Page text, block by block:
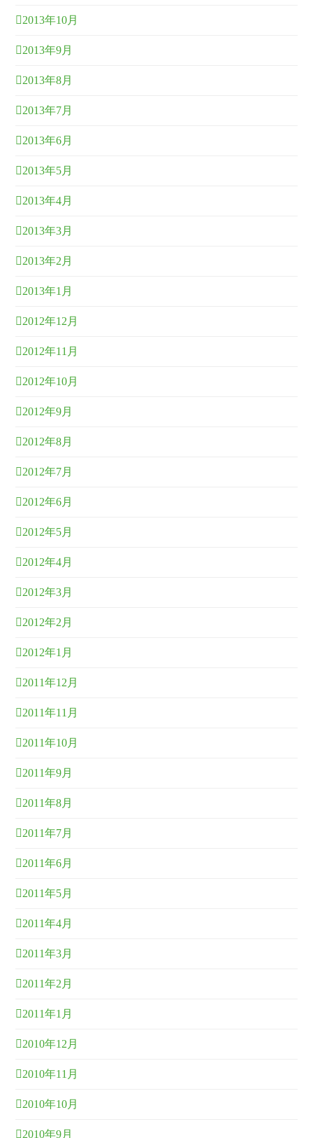
2013年10月
2013年9月
2013年8月
2013年7月
2013年6月
2013年5月
2013年4月
2013年3月
2013年2月
2013年1月
2012年12月
2012年11月
2012年10月
2012年9月
2012年8月
2012年7月
2012年6月
2012年5月
2012年4月
2012年3月
2012年2月
2012年1月
2011年12月
2011年11月
2011年10月
2011年9月
2011年8月
2011年7月
2011年6月
2011年5月
2011年4月
2011年3月
2011年2月
2011年1月
2010年12月
2010年11月
2010年10月
2010年9月